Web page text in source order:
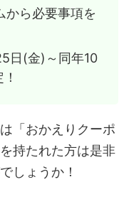
から必要事項を
日(金)～同年10
「おかえりクーポ
持たれた方は是非
しょうか！